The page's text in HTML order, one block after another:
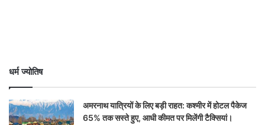
धर्म ज्योतिष
अमरनाथ यात्रियों के लिए बड़ी राहत: कश्मीर में होटल पैकेज
65% तक सस्ते हुए, आधी कीमत पर मिलेंगी टैक्सियां।